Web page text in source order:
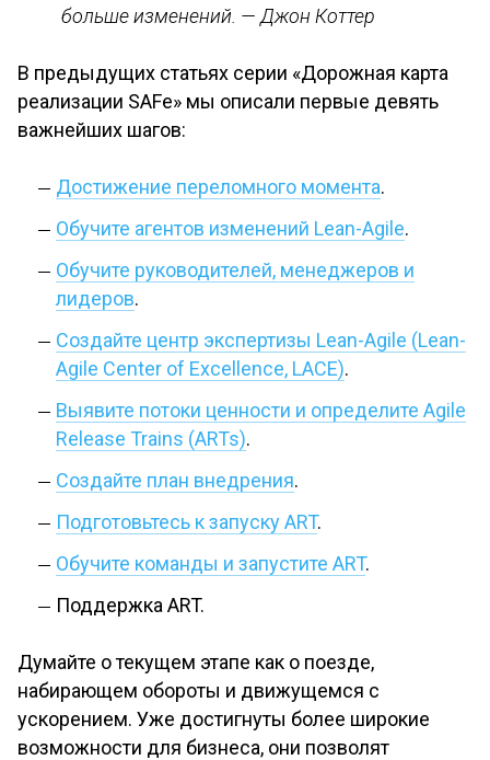
больше изменений. — Джон Коттер
В предыдущих статьях серии «Дорожная карта
реализации SAFe» мы описали первые девять
важнейших шагов:
Достижение переломного момента.
Обучите агентов изменений Lean-Agile.
Обучите руководителей, менеджеров и
лидеров.
Создайте центр экспертизы Lean-Agile (Lean-
Agile Center of Excellence, LACE).
Выявите потоки ценности и определите Agile
Release Trains (ARTs).
Создайте план внедрения.
Подготовьтесь к запуску ART.
Обучите команды и запустите ART.
Поддержка ART.
Думайте о текущем этапе как о поезде,
набирающем обороты и движущемся с
ускорением. Уже достигнуты более широкие
возможности для бизнеса, они позволят